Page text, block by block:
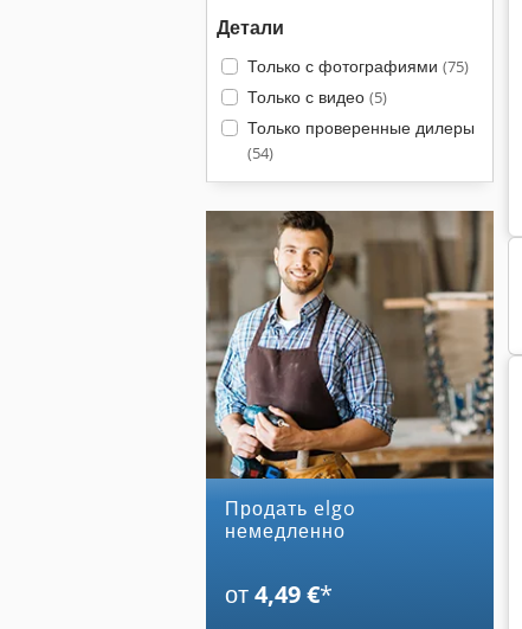
Детали
Только с фотографиями (75)
Только с видео (5)
Только проверенные дилеры
(54)
Продать elgo
немедленно
от4,49 €*
Металлические Ножницы Гильотинные